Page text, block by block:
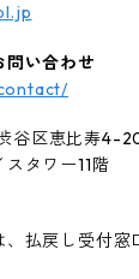
問い合わせ
谷区恵比寿4-
タワー11階
払戻し受付窓